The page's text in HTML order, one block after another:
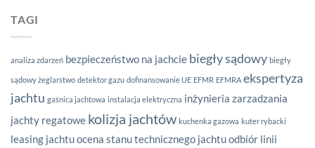
TAGI
analiza zdarzeń bezpieczeństwo na jachcie biegły sądowy biegły
sądowy żeglarstwo detektor gazu dofinansowanie UE EFMR EFMRA ekspertyza
jachtu gaśnica jachtowa instalacja elektryczna inżynieria zarzadzania
jachty regatowe kolizja jachtów kuchenka gazowa kuter rybacki
leasing jachtuocena stanu technicznego jachtuodbiór linii